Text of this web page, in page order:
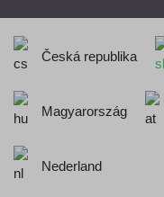
Česká republika
Magyarország
Nederland